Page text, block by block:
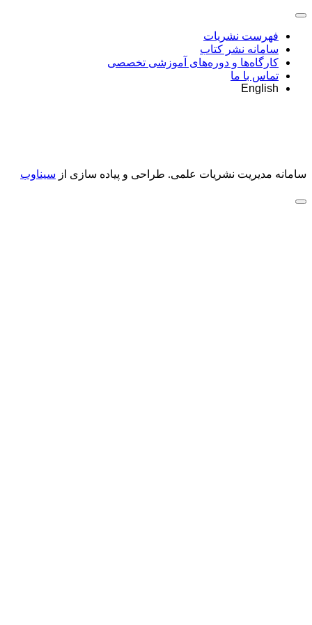
فهرست نشریات
سامانه نشر کتاب
کارگاه‌ها و دوره‌های آموزشی تخصصی
تماس با ما
English
سامانه مدیریت نشریات علمی. طراحی و پیاده سازی از سیناوب